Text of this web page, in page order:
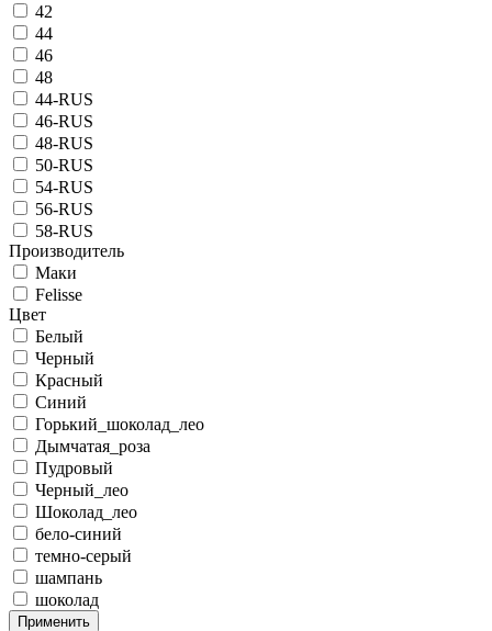
42
44
46
48
44-RUS
46-RUS
48-RUS
50-RUS
54-RUS
56-RUS
58-RUS
Производитель
Маки
Felisse
Цвет
Белый
Черный
Красный
Синий
Горький_шоколад_лео
Дымчатая_роза
Пудровый
Черный_лео
Шоколад_лео
бело-синий
темно-серый
шампань
шоколад
Применить